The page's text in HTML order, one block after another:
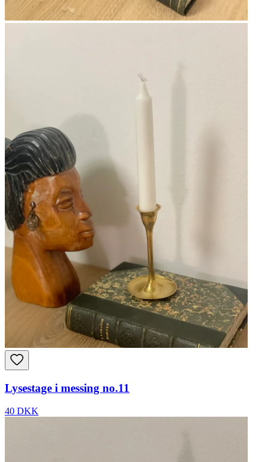
Lysestage i messing no.11
40 DKK